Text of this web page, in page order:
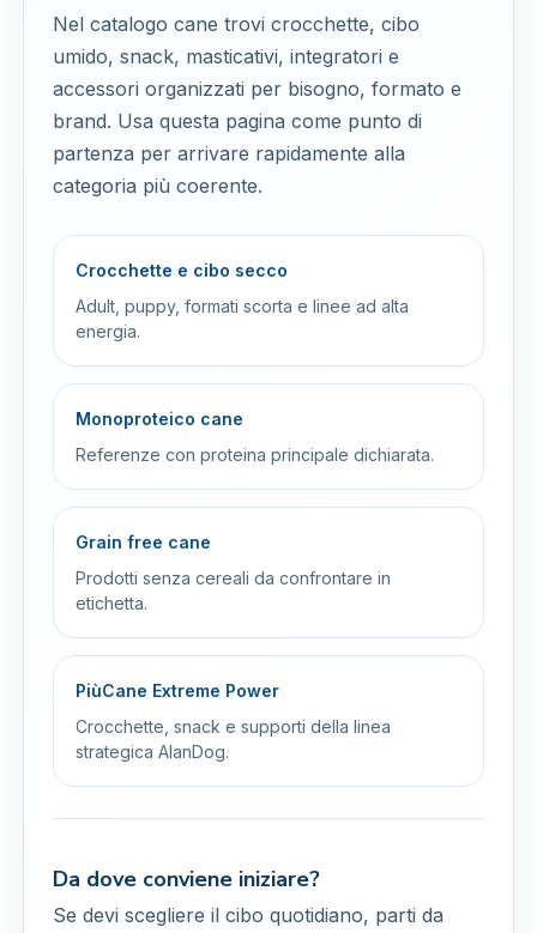
Nel catalogo cane trovi crocchette, cibo
umido, snack, masticativi, integratori e
accessori organizzati per bisogno, formato e
brand. Usa questa pagina come punto di
partenza per arrivare rapidamente alla
categoria più coerente.
Crocchette e cibo secco
Adult, puppy, formati scorta e linee ad alta
energia.
Monoproteico cane
Referenze con proteina principale dichiarata.
Grain free cane
Prodotti senza cereali da confrontare in
etichetta.
PiùCane Extreme Power
Crocchette, snack e supporti della linea
strategica AlanDog.
Da dove conviene iniziare?
Se devi scegliere il cibo quotidiano, parti da